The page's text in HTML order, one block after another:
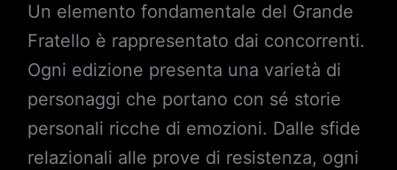
Un elemento fondamentale del Grande
Fratello è rappresentato dai concorrenti.
Ogni edizione presenta una varietà di
personaggi che portano con sé storie
personali ricche di emozioni. Dalle sfide
relazionali alle prove di resistenza, ogni